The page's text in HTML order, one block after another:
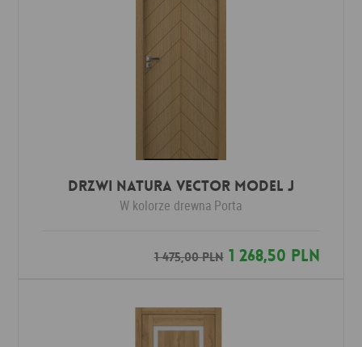
Drzwi Natura VECTOR model J
W kolorze drewna Porta
1 475,00 PLN1 268,50 PLN